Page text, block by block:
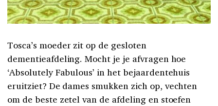
Tosca’s moeder zit op de gesloten
dementieafdeling. Mocht je je afvragen hoe
‘Absolutely Fabulous’ in het bejaardentehuis
eruitziet? De dames smukken zich op, vechten
om de beste zetel van de afdeling en stoefen